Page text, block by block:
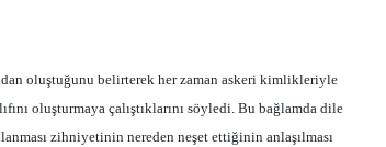
oluştuğunu belirterek her zaman askeri kimlikleriyle
oluşturmaya çalıştıklarını söyledi. Bu bağlamda dile
zihniyetinin nereden neşet ettiğinin anlaşılması